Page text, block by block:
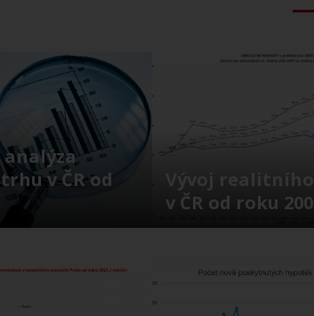
analýza
v ČR od
Vývoj realitního
v ČR od roku